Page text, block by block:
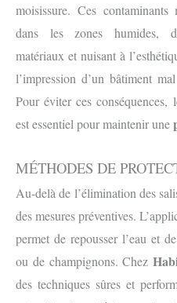
moisissure. Ces contaminants
dans les zones humides,
matériaux et nuisant à
l’impression d’un bâtiment
Pour éviter ces conséquences,
est essentiel pour maintenir une
MÉTHODES DE
Au-delà de l’élimination des
des mesures préventives.
permet de repousser l’eau et
ou de champignons. Chez
des techniques sûres et